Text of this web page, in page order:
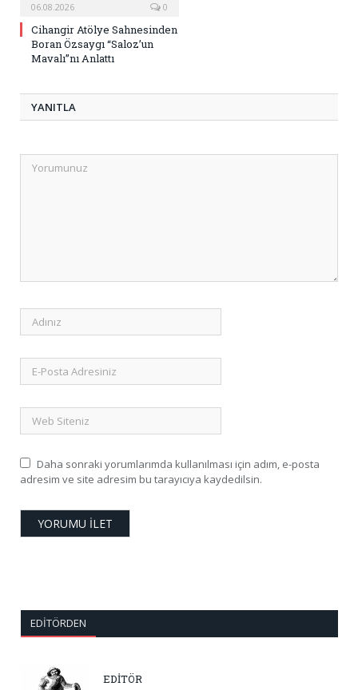
06.08.2026 0
Cihangir Atölye Sahnesinden
Boran Özsaygı “Saloz’un
Mavalı”nı Anlattı
YANITLA
Daha sonraki yorumlarımda kullanılması için adım, e-posta
adresim ve site adresim bu tarayıcıya kaydedilsin.
EDITÖRDEN
EDİTÖR